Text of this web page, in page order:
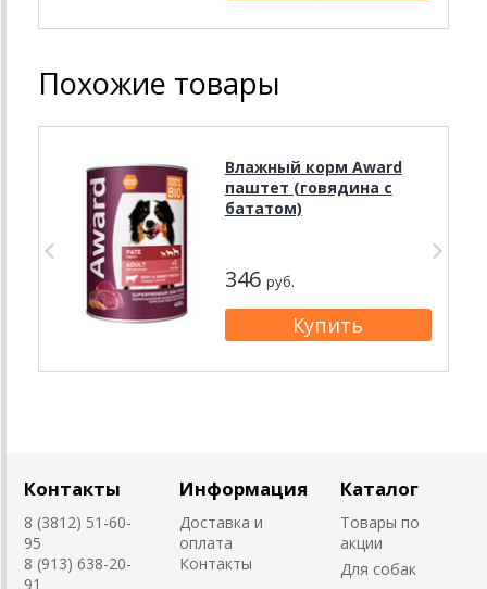
Похожие товары
Влажный корм Award
паштет (говядина с
бататом)
346 руб.
Контакты
8 (3812) 51-60-
95
8 (913) 638-20-
91
Информация
Доставка и
оплата
Контакты
Каталог
Товары по
акции
Для собак